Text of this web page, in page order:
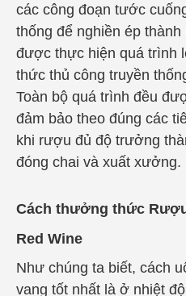
các công đoạn tước
thống để nghiền ép
được thực hiện quá trình
thức thủ công truyền
Toàn bộ quá trình đều
đảm bảo theo đúng các
khi rượu đủ độ trưởng
đóng chai và xuất xưởng.
Cách thưởng thức
Red Wine
Như chúng ta biết, cách
vang tốt nhất là ở nhiệt